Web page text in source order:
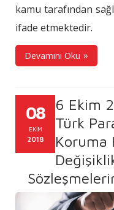
kamu tarafından
ifade etmektedir.
Devamını Oku
08
EKIM
2018
6 Ekim
Türk
Koruma